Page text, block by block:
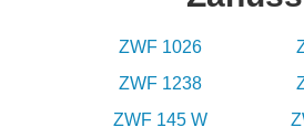
ZWF 1026
ZWF 1238
ZWF 145 W